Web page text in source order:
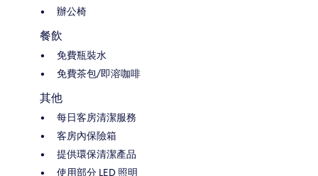
辦公椅
餐飲
免費瓶裝水
免費茶包/即溶咖啡
其他
每日客房清潔服務
客房內保險箱
提供環保清潔產品
使用部分 LED 照明